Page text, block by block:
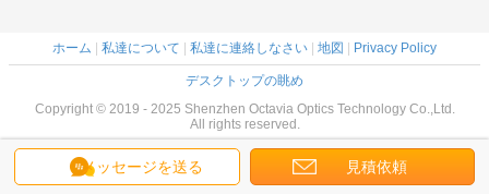
メッセージを送る 見積依頼
ホーム | 私達について | 私達に連絡しなさい | 地図 | Privacy Policy
デスクトップの眺め
Copyright © 2019 - 2025 Shenzhen Octavia Optics Technology Co.,Ltd.
All rights reserved.